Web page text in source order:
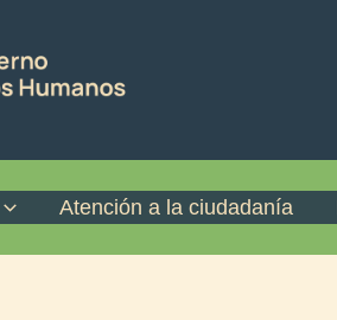
Atención a la ciudadanía